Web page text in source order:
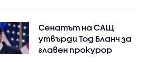
Сенатът на САЩ
утвърди Тод Бланч за
главен прокурор